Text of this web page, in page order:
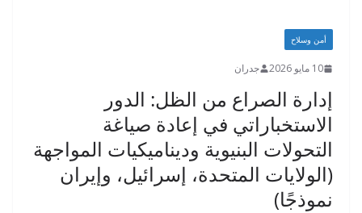
أمن وسلاح
10 مايو 2026 جدران
إدارة الصراع من الظل: الدور
الاستخباراتي في إعادة صياغة
التحولات البنيوية وديناميكيات المواجهة
(الولايات المتحدة، إسرائيل، وإيران
نموذجًا)